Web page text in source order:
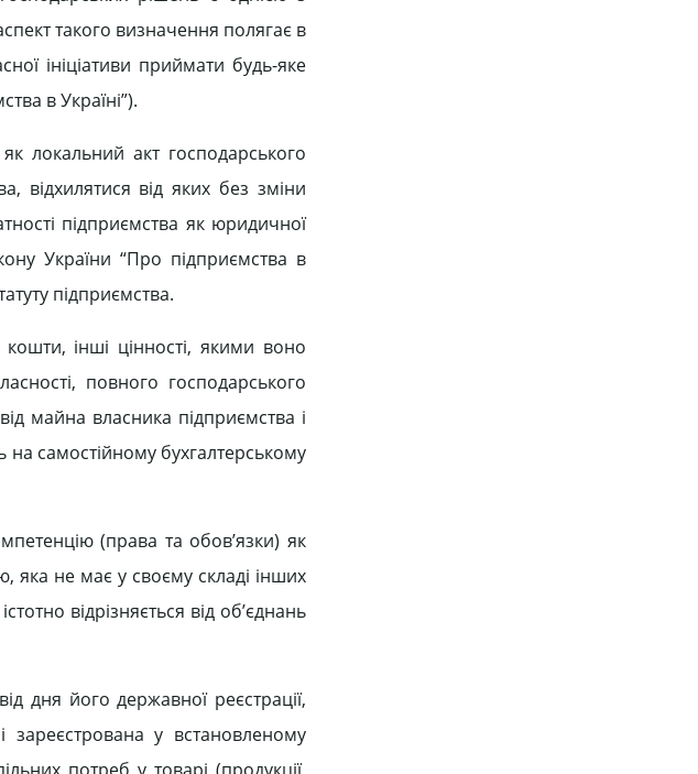
такого визначення полягає в
ініціативи приймати будь-яке
в Україні”).
локальний акт господарського
відхилятися від яких без зміни
підприємства як юридичної
України “Про підприємства в
підприємства.
інші цінності, якими воно
повного господарського
майна власника підприємства і
на самостійному бухгалтерському
(права та обов’язки) як
яка не має у своєму складі інших
відрізняється від об’єднань
дня його державної реєстрації,
у встановленому